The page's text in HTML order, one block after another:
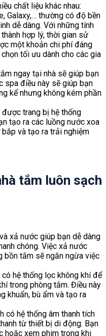
chất liệu khác nhau:
Galaxy,… thường có độ bền
dễ dàng. Với những tính
hợp lý, thời gian sử
một khoản chi phí đáng
tối ưu dành cho các gia
ngay tại nhà sẽ giúp bạn
spa điều này sẽ giúp bạn
kể nhưng không kém phần
trang bị hệ thống
tạo ra các luồng nước xoa
và tạo ra trải nghiệm
tắm luôn sạch
xả nước giúp bạn dễ dàng
chóng. Việc xả nước
tắm sẽ ngăn ngừa việc
hệ thống lọc không khí để
trong phòng tắm. Điều này
khuẩn, bù ẩm và tạo ra
có hệ thống âm thanh tích
từ thiết bị di động. Bạn
hoặc xem phim trong khi